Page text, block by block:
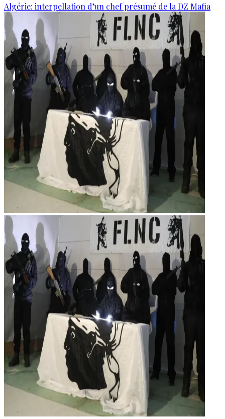
Algérie: interpellation d’un chef présumé de la DZ Mafia